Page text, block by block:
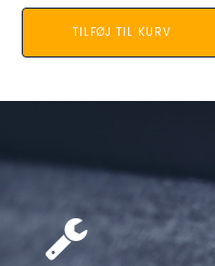
TILFØJ TIL KURV